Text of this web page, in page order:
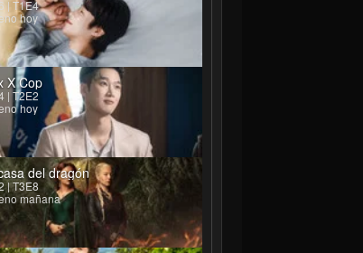
| T1E4
hoy
X Cop
| T2E2
hoy
del dragón
| T3E8
mañana